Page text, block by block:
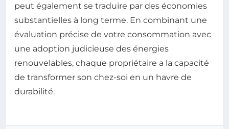
peut également se traduire par des économies
substantielles à long terme. En combinant une
évaluation précise de votre consommation avec
une adoption judicieuse des énergies
renouvelables, chaque propriétaire a la capacité
de transformer son chez-soi en un havre de
durabilité.